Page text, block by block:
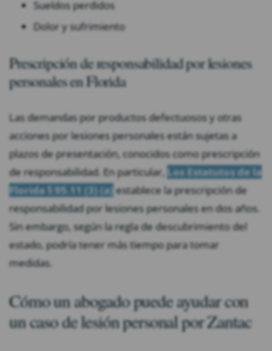
Sueldos perdidos
Dolor y sufrimiento
Prescripción de responsabilidad por lesiones
personales en Florida
Las demandas por productos defectuosos y otras
acciones por lesiones personales están sujetas a
plazos de presentación, conocidos como prescripción
de responsabilidad. En particular, Los Estatutos de la
Florida § 95.11 (3) (a) establece la prescripción de
responsabilidad por lesiones personales en dos años.
Sin embargo, según la regla de descubrimiento del
estado, podría tener más tiempo para tomar
medidas.
Cómo un abogado puede ayudar con
un caso de lesión personal por Zantac